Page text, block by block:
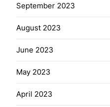
September 2023
August 2023
June 2023
May 2023
April 2023